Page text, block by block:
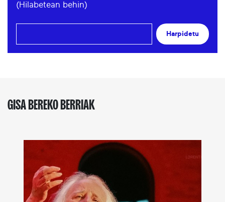
(Hilabetean behin)
Harpidetu
GISA BEREKO BERRIAK